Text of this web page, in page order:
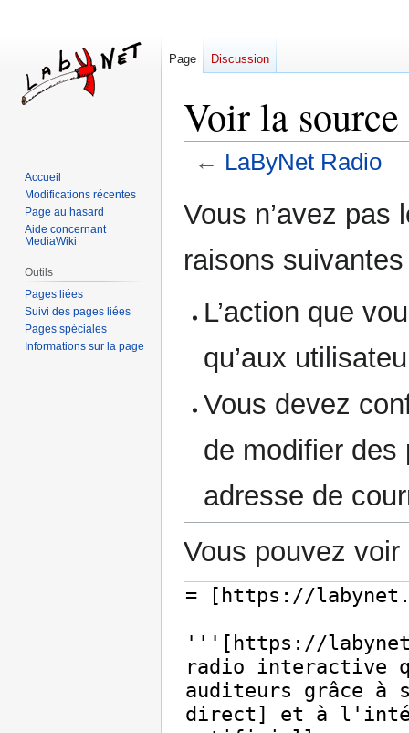
Voir la
← LaByNet Radio
à
navigation
à
recherche
Vous n’avez pas
raisons suivantes
L’action que
qu’aux
Vous devez
de modifier des
adresse de
Vous pouvez
Page Discussion
Accueil
Modifications récentes
Page au hasard
Aide concernant
MediaWiki
Outils
Pages liées
Suivi des pages liées
Pages spéciales
Informations sur la page